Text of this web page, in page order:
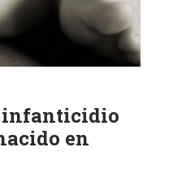
infanticidio
en